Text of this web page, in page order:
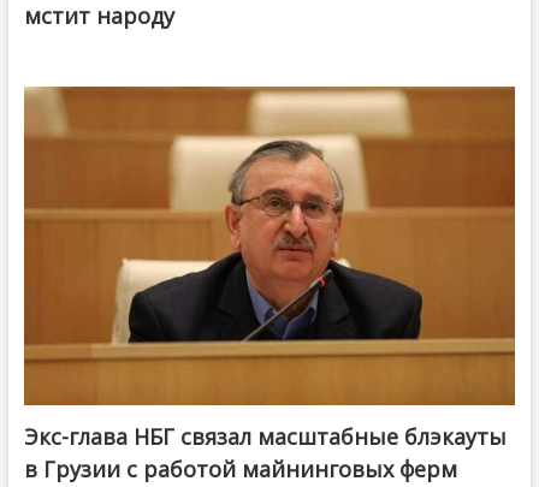
мстит народу
Экс-глава НБГ связал масштабные блэкауты
в Грузии с работой майнинговых ферм